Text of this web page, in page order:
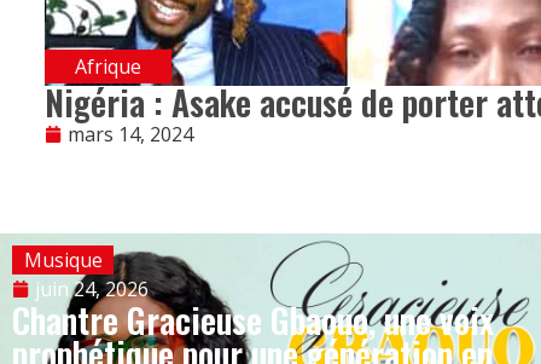
Afrique
Nigéria : Asake accusé de porter
mars 14, 2024
Musique
juin 24, 2026
Chantre Gracieuse Gbaouo, une voix
prophétique pour une génération en